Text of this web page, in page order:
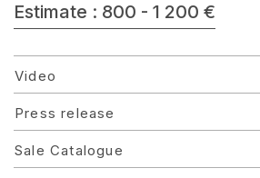
Estimate : 800 - 1 200 €
Video
Press release
Sale Catalogue